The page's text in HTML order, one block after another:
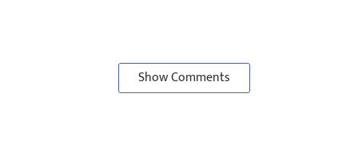
Show Comments